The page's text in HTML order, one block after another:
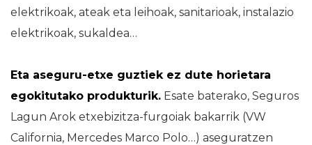
elektrikoak, ateak eta leihoak, sanitarioak, instalazio
elektrikoak, sukaldea…
Eta aseguru-etxe guztiek ez dute horietara
egokitutako produkturik. Esate baterako, Seguros
Lagun Arok etxebizitza-furgoiak bakarrik (VW
California, Mercedes Marco Polo…) aseguratzen